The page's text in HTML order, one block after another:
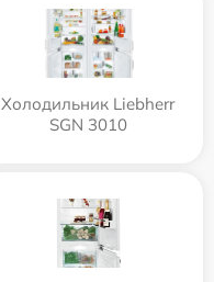
Холодильник Liebherr
SGN 3010